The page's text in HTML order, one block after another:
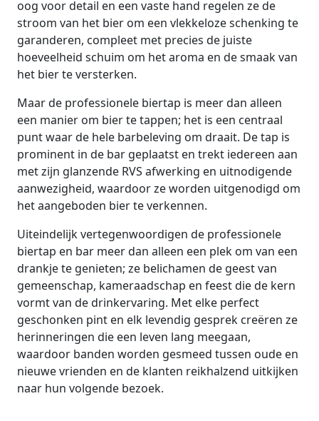
oog voor detail en een vaste hand regelen ze de
stroom van het bier om een ​​vlekkeloze schenking te
garanderen, compleet met precies de juiste
hoeveelheid schuim om het aroma en de smaak van
het bier te versterken.
Maar de professionele biertap is meer dan alleen
een manier om bier te tappen; het is een centraal
punt waar de hele barbeleving om draait. De tap is
prominent in de bar geplaatst en trekt iedereen aan
met zijn glanzende RVS afwerking en uitnodigende
aanwezigheid, waardoor ze worden uitgenodigd om
het aangeboden bier te verkennen.
Uiteindelijk vertegenwoordigen de professionele
biertap en bar meer dan alleen een plek om van een
drankje te genieten; ze belichamen de geest van
gemeenschap, kameraadschap en feest die de kern
vormt van de drinkervaring. Met elke perfect
geschonken pint en elk levendig gesprek creëren ze
herinneringen die een leven lang meegaan,
waardoor banden worden gesmeed tussen oude en
nieuwe vrienden en de klanten reikhalzend uitkijken
naar hun volgende bezoek.